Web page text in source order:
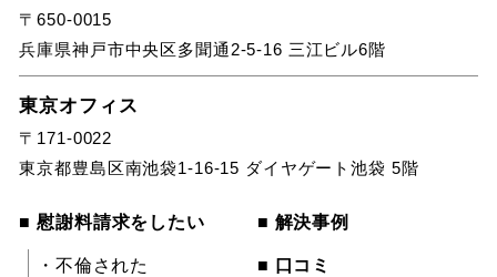
〒650-0015
兵庫県神戸市中央区多聞通2-5-16 三江ビル6階
東京オフィス
〒171-0022
東京都豊島区南池袋1-16-15 ダイヤゲート池袋 5階
■ 慰謝料請求をしたい
・不倫された
■ 解決事例
■ 口コミ